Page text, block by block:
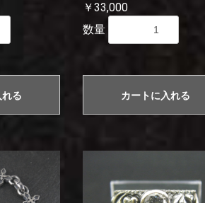
る
￥33,000
数量
カートに入れる